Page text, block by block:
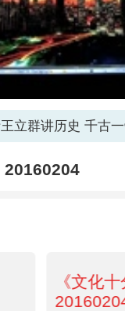
络开小差了，请稍后
立群讲历史 千古
20160204
《文化十